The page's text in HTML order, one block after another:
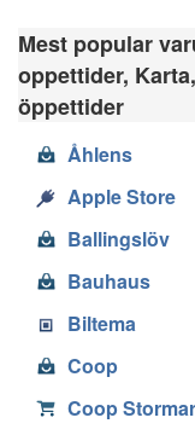
Mest popular
oppettider,
öppettider
Åhlens
Apple Store
Ballingslöv
Bauhaus
Biltema
Coop
Coop